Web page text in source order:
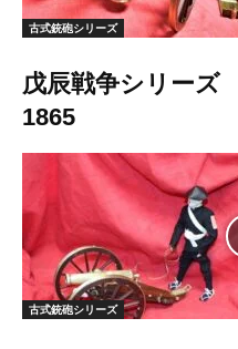
古式銃砲シリーズ
戊辰戦争シリー
1865
古式銃砲シリーズ